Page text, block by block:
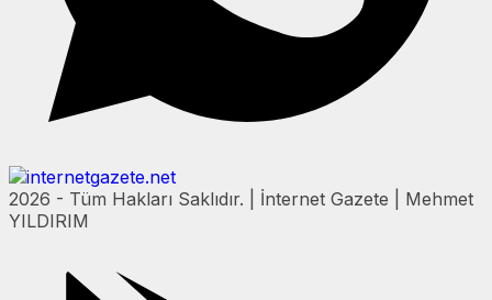
2026 - Tüm Hakları Saklıdır. | İnternet Gazete | Mehmet
YILDIRIM